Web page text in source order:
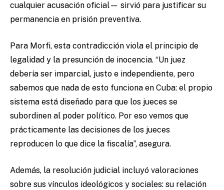
cualquier acusación oficial— sirvió para justificar su
permanencia en prisión preventiva.
Para Morfi, esta contradicción viola el principio de
legalidad y la presunción de inocencia. “Un juez
debería ser imparcial, justo e independiente, pero
sabemos que nada de esto funciona en Cuba: el propio
sistema está diseñado para que los jueces se
subordinen al poder político. Por eso vemos que
prácticamente las decisiones de los jueces
reproducen lo que dice la fiscalía”, asegura.
Además, la resolución judicial incluyó valoraciones
sobre sus vínculos ideológicos y sociales: su relación